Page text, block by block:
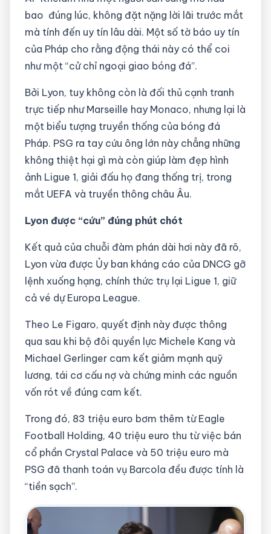
bao đúng lúc, không đặt nặng lời lãi trước mắt
mà tính đến uy tín lâu dài. Một số tờ báo uy tín
của Pháp cho rằng động thái này có thể coi
như một “cử chỉ ngoại giao bóng đá”.
Bởi Lyon, tuy không còn là đối thủ cạnh tranh
trực tiếp như Marseille hay Monaco, nhưng lại là
một biểu tượng truyền thống của bóng đá
Pháp. PSG ra tay cứu ông lớn này chẳng những
không thiệt hại gì mà còn giúp làm đẹp hình
ảnh Ligue 1, giải đấu họ đang thống trị, trong
mắt UEFA và truyền thông châu Âu.
Lyon được “cứu” đúng phút chót
Kết quả của chuỗi đàm phán dài hơi này đã rõ,
Lyon vừa được Ủy ban kháng cáo của DNCG gỡ
lệnh xuống hạng, chính thức trụ lại Ligue 1, giữ
cả vé dự Europa League.
Theo Le Figaro, quyết định này được thông
qua sau khi bộ đôi quyền lực Michele Kang và
Michael Gerlinger cam kết giảm mạnh quỹ
lương, tái cơ cấu nợ và chứng minh các nguồn
vốn rót về đúng cam kết.
Trong đó, 83 triệu euro bơm thêm từ Eagle
Football Holding, 40 triệu euro thu từ việc bán
cổ phần Crystal Palace và 50 triệu euro mà
PSG đã thanh toán vụ Barcola đều được tính là
“tiền sạch”.